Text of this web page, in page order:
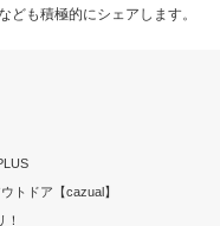
ども積極的にシェアします。
トドア【cazual】
！